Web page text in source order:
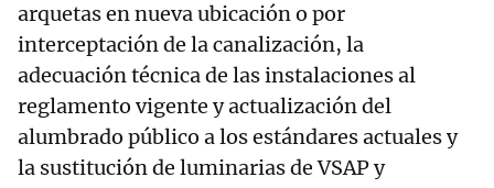
arquetas en nueva ubicación o por
interceptación de la canalización, la
adecuación técnica de las instalaciones al
reglamento vigente y actualización del
alumbrado público a los estándares actuales y
la sustitución de luminarias de VSAP y